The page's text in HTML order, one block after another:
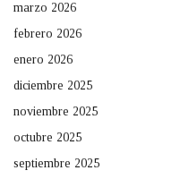
marzo 2026
febrero 2026
enero 2026
diciembre 2025
noviembre 2025
octubre 2025
septiembre 2025